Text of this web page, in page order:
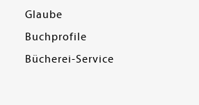
Glaube
Buchprofile
Bücherei-Service